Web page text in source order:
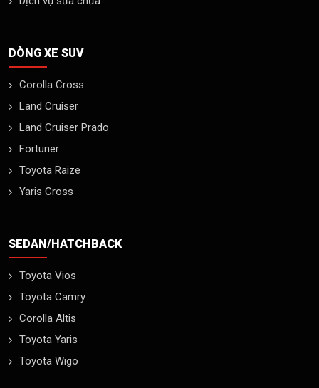
DÒNG XE SUV
Corolla Cross
Land Cruiser
Land Cruiser Prado
Fortuner
Toyota Raize
Yaris Cross
SEDAN/HATCHBACK
Toyota Vios
Toyota Camry
Corolla Altis
Toyota Yaris
Toyota Wigo